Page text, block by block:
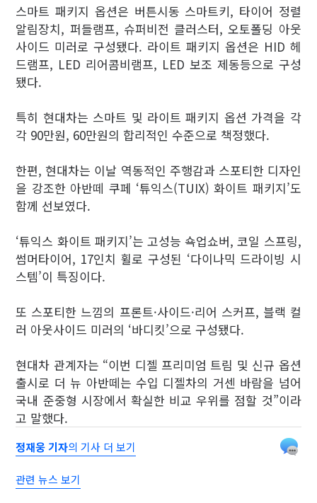
스마트 패키지 옵션은 버튼시동 스마트키, 타이어 정렬
알림장치, 퍼들램프, 슈퍼비전 클러스터, 오토폴딩 아웃
사이드 미러로 구성됐다. 라이트 패키지 옵션은 HID 헤
드램프, LED 리어콤비램프, LED 보조 제동등으로 구성
됐다.
특히 현대차는 스마트 및 라이트 패키지 옵션 가격을 각
각 90만원, 60만원의 합리적인 수준으로 책정했다.
한편, 현대차는 이날 역동적인 주행감과 스포티한 디자인
을 강조한 아반떼 쿠페 ‘튜익스(TUIX) 화이트 패키지’도
함께 선보였다.
‘튜익스 화이트 패키지’는 고성능 쇽업쇼버, 코일 스프링,
썸머타이어, 17인치 휠로 구성된 ‘다이나믹 드라이빙 시
스템’이 특징이다.
또 스포티한 느낌의 프론트·사이드·리어 스커프, 블랙 컬
러 아웃사이드 미러의 ‘바디킷’으로 구성됐다.
현대차 관계자는 “이번 디젤 프리미엄 트림 및 신규 옵션
출시로 더 뉴 아반떼는 수입 디젤차의 거센 바람을 넘어
국내 준중형 시장에서 확실한 비교 우위를 점할 것”이라
고 말했다.
정재웅 기자의 기사 더 보기
관련 뉴스 보기